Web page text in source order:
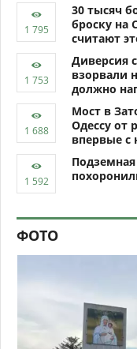
30 тысяч
броску на
считают
Диверсия
взорвали
должно
Мост в
Одессу от
впервые с
ФОТО